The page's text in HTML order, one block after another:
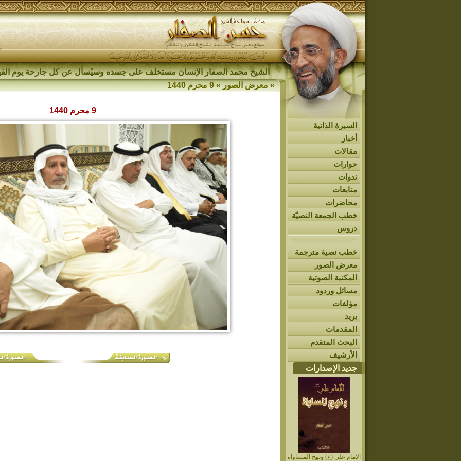
الشيخ محمد الصفار الإنسان مستخلف على جسده وسيُسأل عن كل جارحة يوم
السيرة الذاتية
أخبار
مقالات
حوارات
ندوات
متابعات
محاضرات
خطب الجمعة النصيّة
دروس
خطب نصية مترجمة
معرض الصور
المكتبة الصوتية
مسائل وردود
مؤلفات
بريد
المقدمات
البحث المتقدم
الأرشيف
جديد الإصدارات
الإمام علي (ع) ونهج المساواة
»معرض الصور»9 محرم 1440
9 محرم 1440